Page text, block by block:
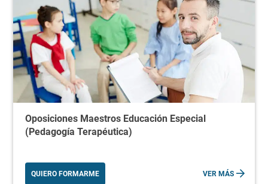
Oposiciones Maestros Educación Especial
(Pedagogía Terapéutica)
QUIERO FORMARME VER MÁS